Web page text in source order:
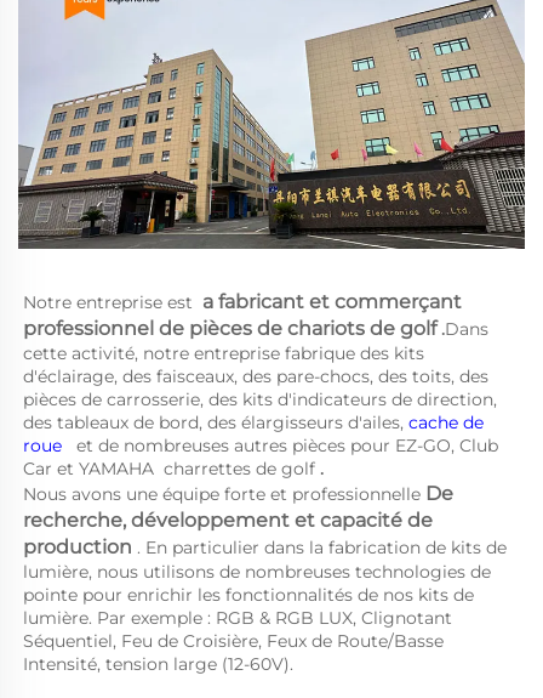
Notre entreprise est a fabricant et commerçant
professionnel de pièces de chariots de golf .Dans
cette activité, notre entreprise fabrique des kits
d'éclairage, des faisceaux, des pare-chocs, des toits, des
pièces de carrosserie, des kits d'indicateurs de direction,
des tableaux de bord, des élargisseurs d'ailes, cache de
roue et de nombreuses autres pièces pour EZ-GO, Club
Car et YAMAHA charrettes de golf .
Nous avons une équipe forte et professionnelle De
recherche, développement et capacité de
production . En particulier dans la fabrication de kits de
lumière, nous utilisons de nombreuses technologies de
pointe pour enrichir les fonctionnalités de nos kits de
lumière. Par exemple : RGB & RGB LUX, Clignotant
Séquentiel, Feu de Croisière, Feux de Route/Basse
Intensité, tension large (12-60V).